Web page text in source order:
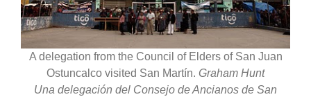
A delegation from the Council of Elders of San Juan
Ostuncalco visited San Martín. Graham Hunt
Una delegación del Consejo de Ancianos de San